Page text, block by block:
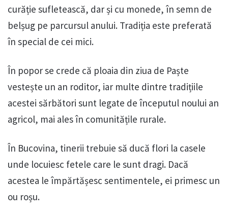
curăție sufletească, dar și cu monede, în semn de
belșug pe parcursul anului. Tradiția este preferată
în special de cei mici.
În popor se crede că ploaia din ziua de Paște
vestește un an roditor, iar multe dintre tradițiile
acestei sărbători sunt legate de începutul noului an
agricol, mai ales în comunitățile rurale.
În Bucovina, tinerii trebuie să ducă flori la casele
unde locuiesc fetele care le sunt dragi. Dacă
acestea le împărtășesc sentimentele, ei primesc un
ou roșu.